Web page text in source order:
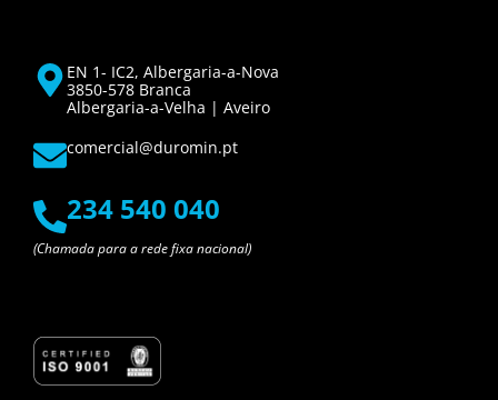
EN 1- IC2, Albergaria-a-Nova
3850-578 Branca
Albergaria-a-Velha | Aveiro
comercial@duromin.pt
234 540 040
(Chamada para a rede fixa nacional)